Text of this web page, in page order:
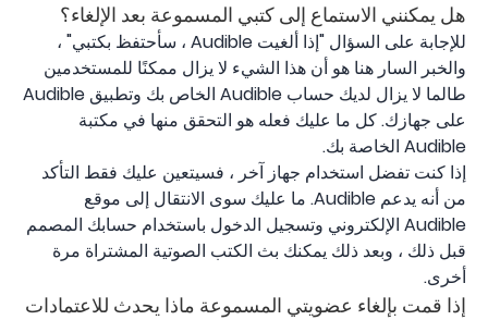
هل يمكنني الاستماع إلى كتبي المسموعة بعد الإلغاء؟
للإجابة على السؤال "إذا ألغيت Audible ، سأحتفظ بكتبي" ،
والخبر السار هنا هو أن هذا الشيء لا يزال ممكنًا للمستخدمين
طالما لا يزال لديك حساب Audible الخاص بك وتطبيق Audible
على جهازك. كل ما عليك فعله هو التحقق منها في مكتبة
Audible الخاصة بك.
إذا كنت تفضل استخدام جهاز آخر ، فسيتعين عليك فقط التأكد
من أنه يدعم Audible. ما عليك سوى الانتقال إلى موقع
Audible الإلكتروني وتسجيل الدخول باستخدام حسابك المصمم
قبل ذلك ، وبعد ذلك يمكنك بث الكتب الصوتية المشتراة مرة
أخرى.
إذا قمت بإلغاء عضويتي المسموعة ماذا يحدث للاعتمادات